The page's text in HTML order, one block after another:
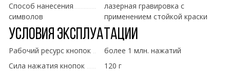
Способ нанесения
символов
лазерная гравировка с
применением стойкой краски
Условия эксплуатации
Рабочий ресурс кнопок
более 1 млн. нажатий
Сила нажатия кнопок
120 г